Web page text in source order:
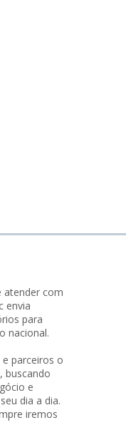
atender com
envia
para
nacional.
parceiros o
buscando
e
dia a dia.
iremos